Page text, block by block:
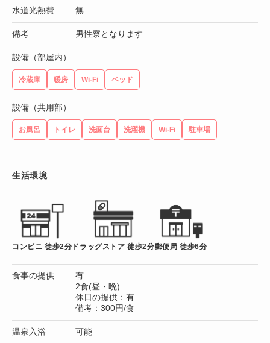
水道光熱費 無
備考 男性寮となります
設備（部屋内）
冷蔵庫 暖房 Wi-Fi ベッド
設備（共用部）
お風呂 トイレ 洗面台 洗濯機 Wi-Fi 駐車場
生活環境
コンビニ 徒歩2分 ドラッグストア 徒歩2分郵便局 徒歩6分
食事の提供
有
2食(昼・晩)
休日の提供：有
備考：300円/食
温泉入浴 可能